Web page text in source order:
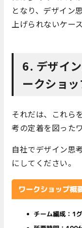
となり、デザイン
上げられないケー
6. デザイ
ークショ
それだは、これら
考の定着を図った
自社でデザイン思
にしてください。